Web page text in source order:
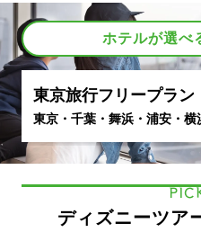
ホテルが選べ
東京旅行フリープラン
東京・千葉・舞浜・浦安・横
ディズニーツア